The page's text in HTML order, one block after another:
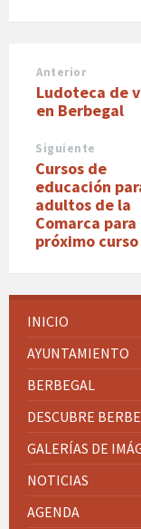
Anterior
Ludoteca de
en Berbegal
Siguiente
Cursos de
educación
adultos de la
Comarca para
próximo curso
INICIO
AYUNTAMIENTO
BERBEGAL
DESCUBRE
GALERÍAS DE
NOTICIAS
AGENDA